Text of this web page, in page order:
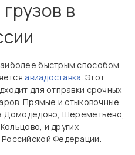
в
быстрым способом
авиадоставка. Этот
для отправки срочных
Прямые и стыковочные
Домодедово, Шереметьево,
и других
Федерации.